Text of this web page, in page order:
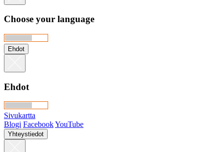
Choose your language
Ehdot
Ehdot
Sivukartta
Blogi FacebookYouTube
Yhteystiedot